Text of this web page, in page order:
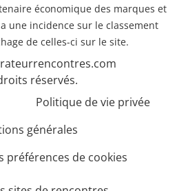
économique des marques et
une incidence sur le classement
de celles-ci sur le site.
réservés.
Politique de vie privée
générales
préférences de cookies